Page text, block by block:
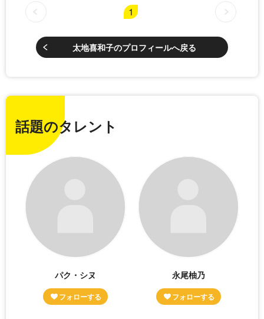
1
太地喜和子のプロフィールへ戻る
話題のタレント
パク・シヌ 永尾柚乃